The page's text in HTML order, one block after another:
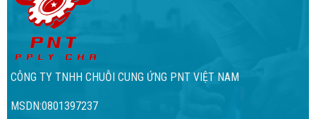
CÔNG TY TNHH CHUỖI CUNG ỨNG PNT VIỆT NAM
MSDN:0801397237